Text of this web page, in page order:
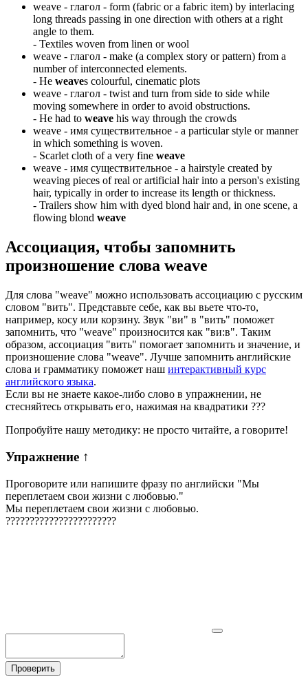
weave - глагол - form (fabric or a fabric item) by interlacing
long threads passing in one direction with others at a right
angle to them.
- Textiles woven from linen or wool
weave - глагол - make (a complex story or pattern) from a
number of interconnected elements.
- He weaves colourful, cinematic plots
weave - глагол - twist and turn from side to side while
moving somewhere in order to avoid obstructions.
- He had to weave his way through the crowds
weave - имя существительное - a particular style or manner
in which something is woven.
- Scarlet cloth of a very fine weave
weave - имя существительное - a hairstyle created by
weaving pieces of real or artificial hair into a person's existing
hair, typically in order to increase its length or thickness.
- Trailers show him with dyed blond hair and, in one scene, a
flowing blond weave
Ассоциация, чтобы запомнить
произношение слова weave
Для слова "weave" можно использовать ассоциацию с русским
словом "вить". Представьте себе, как вы вьете что-то,
например, косу или корзину. Звук "ви" в "вить" поможет
запомнить, что "weave" произносится как "ви:в". Таким
образом, ассоциация "вить" помогает запомнить и значение, и
произношение слова "weave". Лучше запомнить английские
слова и грамматику поможет наш интерактивный курс
английского языка.
Если вы не знаете какое-либо слово в упражнении, не
стесняйтесь открывать его, нажимая на квадратики ???
Попробуйте нашу методику: не просто читайте, а говорите!
Упражнение ↑
Проговорите или напишите фразу по английски "Мы
переплетаем свои жизни с любовью."
Мы переплетаем свои жизни с любовью.
???????????????????????
Проверить